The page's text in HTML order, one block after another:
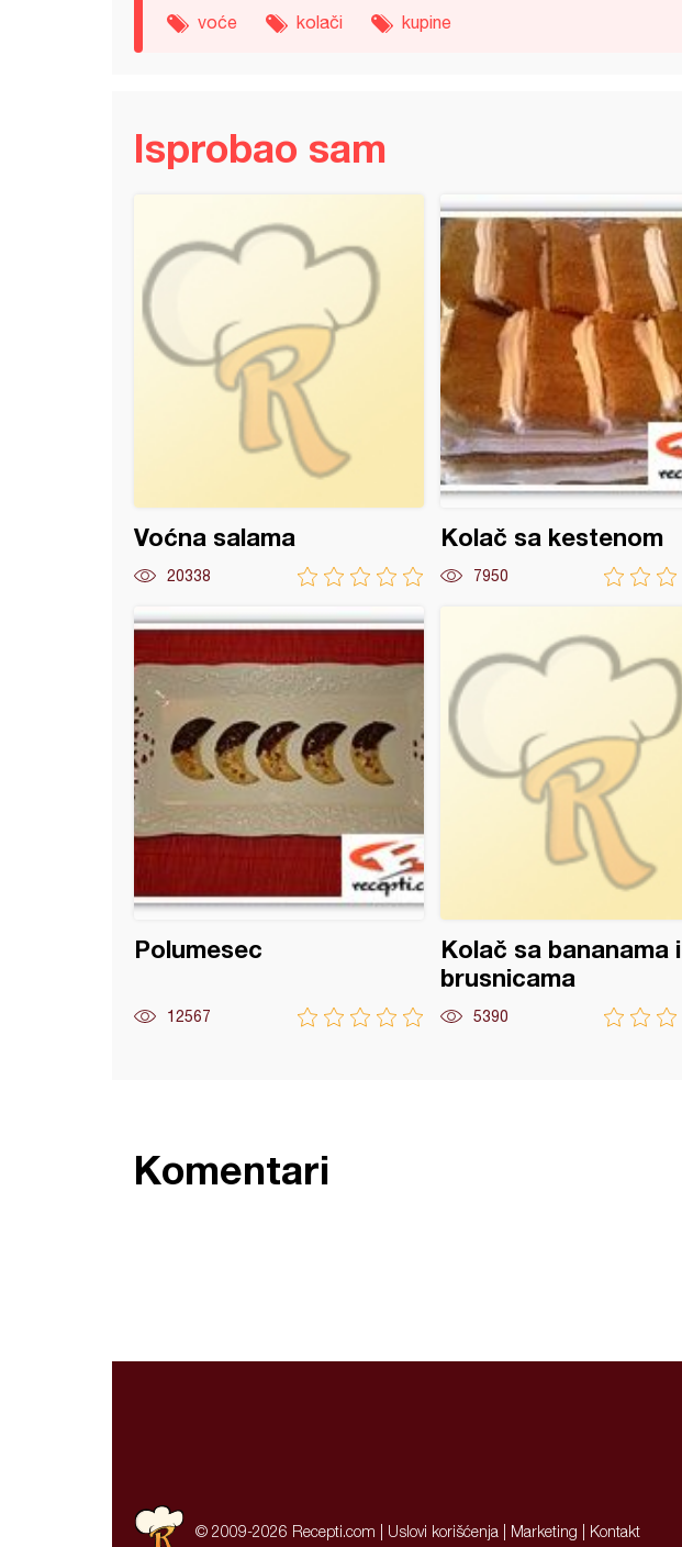
voće kolači kupine
Isprobao sam
Voćna salama
20338
Kolač sa kestenom
7950
Polumesec
12567
Kolač sa bananama i
brusnicama
5390
sa jabukama i suvim grožđem
Komentari
© 2009-2026 Recepti.com | Uslovi korišćenja Marketing Kontakt